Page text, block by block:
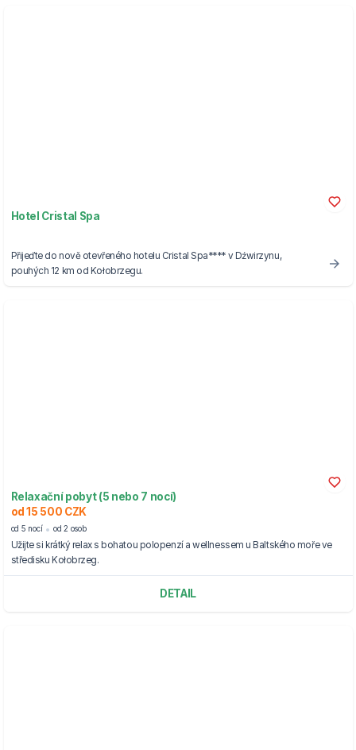
Hotel Cristal Spa
Přijeďte do nově otevřeného hotelu Cristal Spa**** v Dźwirzynu,
pouhých 12 km od Kołobrzegu.
Relaxační pobyt (5 nebo 7 nocí)
od 15 500 CZK
od 5 nocí od 2 osob
Užijte si krátký relax s bohatou polopenzí a wellnessem u Baltského moře ve
středisku Kołobrzeg.
DETAIL